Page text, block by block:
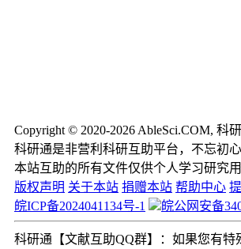
Copyright © 2020-2026 AbleSci.COM, 科
科研通是非营利科研互助平台，不忘初
本站互助的所有文件仅供个人学习研究
版权声明 关于本站 捐赠本站 帮助中心
皖ICP备2024041134号-1
皖公网安备
科研通【文献互助QQ群】：如果您有特